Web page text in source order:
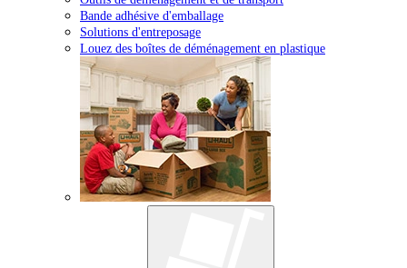
Bande adhésive d'emballage
Solutions d'entreposage
Louez des boîtes de déménagement en plastique